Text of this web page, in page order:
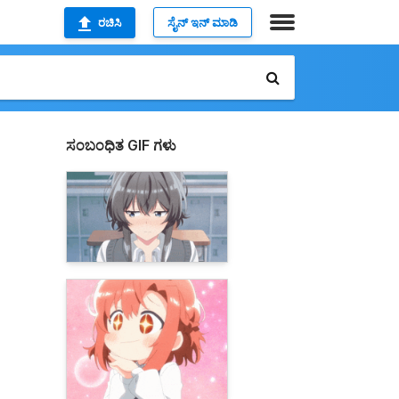
ರಚಿಸಿ ಸೈನ್ ಇನ್ ಮಾಡಿ
ಸಂಬಂಧಿತ GIF ಗಳು